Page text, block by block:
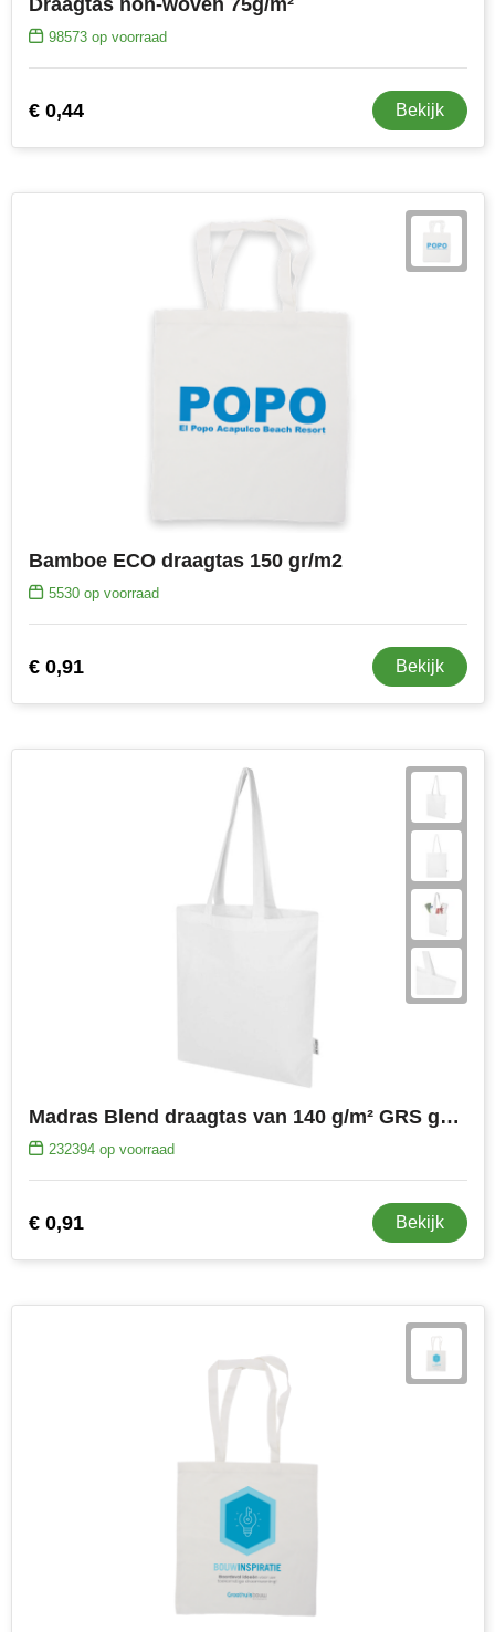
Draagtas non-woven 75g/m²
98573op voorraad
€ 0,44 Bekijk
Bamboe ECO draagtas 150 gr/m2
5530op voorraad
€ 0,91 Bekijk
Madras Blend draagtas van 140 g/m² GRS gerecycled katoen 7 l
232394op voorraad
€ 0,91 Bekijk